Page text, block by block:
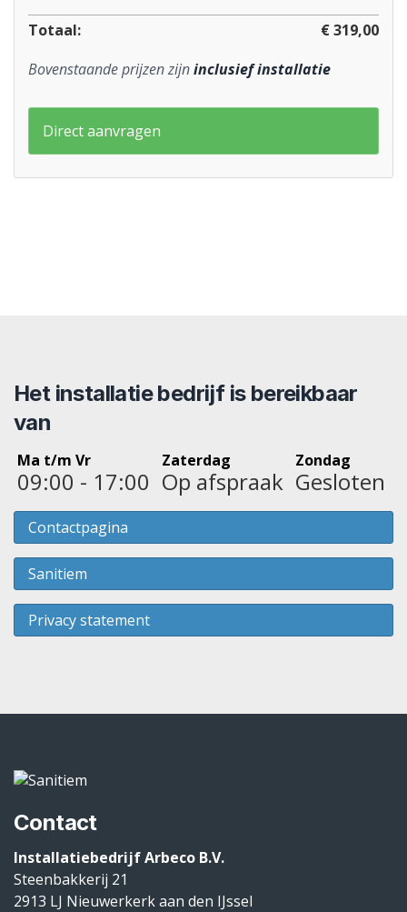
Totaal:
€ 319,00
Bovenstaande prijzen zijninclusief installatie
Direct aanvragen
Het installatie bedrijf is bereikbaar
van
Ma t/m Vr
09:00 - 17:00
Zaterdag
Op afspraak
Zondag
Gesloten
Contactpagina
Sanitiem
Privacy statement
Contact
Installatiebedrijf Arbeco B.V.
Steenbakkerij 21
2913 LJ Nieuwerkerk aan den IJssel